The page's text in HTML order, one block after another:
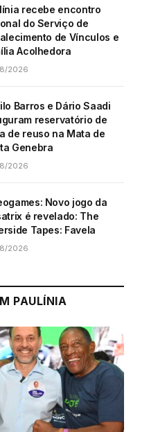
recebe encontro
do Serviço de
de Vínculos e
Acolhedora
2026
Barros e Dário Saadi
reservatório de
de reuso na Mata de
Genebra
2026
Novo jogo da
é revelado: The
Tapes: Favela
2026
PAULÍNIA